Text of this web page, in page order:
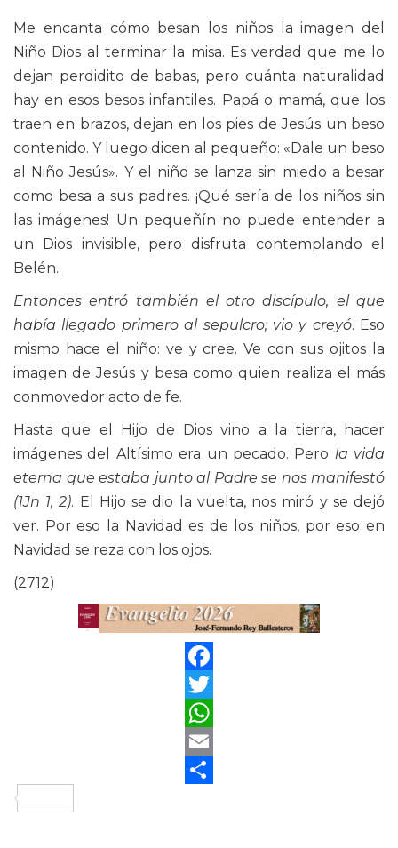
Me encanta cómo besan los niños la imagen del
Niño Dios al terminar la misa. Es verdad que me lo
dejan perdidito de babas, pero cuánta naturalidad
hay en esos besos infantiles. Papá o mamá, que los
traen en brazos, dejan en los pies de Jesús un beso
contenido. Y luego dicen al pequeño: «Dale un beso
al Niño Jesús». Y el niño se lanza sin miedo a besar
como besa a sus padres. ¡Qué sería de los niños sin
las imágenes! Un pequeñín no puede entender a
un Dios invisible, pero disfruta contemplando el
Belén.
Entonces entró también el otro discípulo, el que
había llegado primero al sepulcro; vio y creyó. Eso
mismo hace el niño: ve y cree. Ve con sus ojitos la
imagen de Jesús y besa como quien realiza el más
conmovedor acto de fe.
Hasta que el Hijo de Dios vino a la tierra, hacer
imágenes del Altísimo era un pecado. Pero la vida
eterna que estaba junto al Padre se nos manifestó
(1Jn 1, 2). El Hijo se dio la vuelta, nos miró y se dejó
ver. Por eso la Navidad es de los niños, por eso en
Navidad se reza con los ojos.
(2712)
Facebook
Twitter
WhatsApp
Email